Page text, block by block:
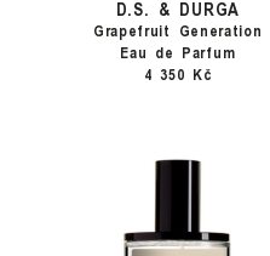
D.S. & DURGA
Grapefruit Generation
Eau de Parfum
4 350 Kč